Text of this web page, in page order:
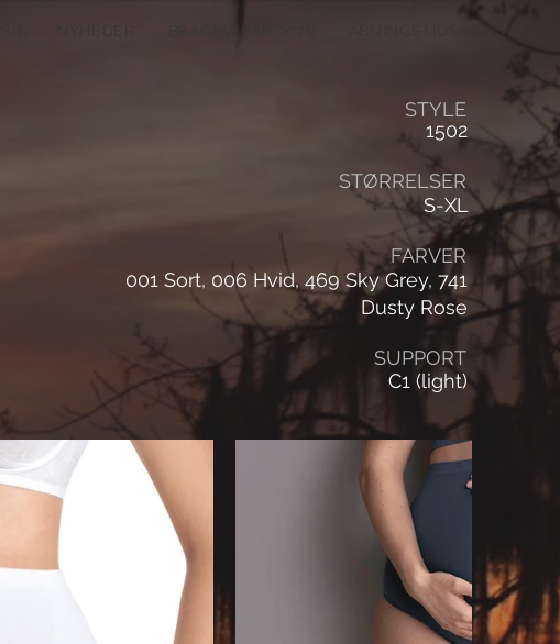
STYLE
1502
STØRRELSER
S-XL
FARVER
001 Sort, 006 Hvid, 469 Sky Grey, 741
Dusty Rose
SUPPORT
C1 (light)